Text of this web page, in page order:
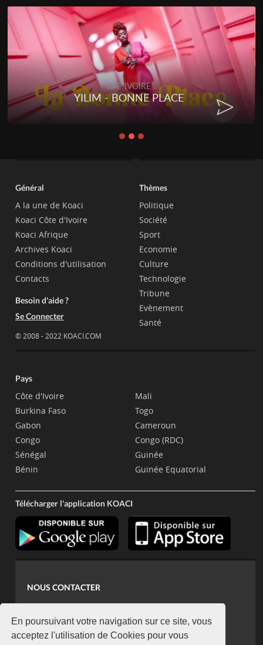
En poursuivant votre navigation sur ce site, vous
acceptez l'utilisation de Cookies pour vous
RAP IVOIRE
YILIM - BONNE PLACE
Général
A la une de Koaci
Koaci Côte d'Ivoire
Koaci Afrique
Archives Koaci
Conditions d'utilisation
Contacts
Besoin d'aide ?
Se Connecter
© 2008 - 2022 KOACI.COM
Thèmes
Politique
Société
Sport
Economie
Culture
Technologie
Tribune
Evènement
Santé
Pays
Côte d'Ivoire
Burkina Faso
Gabon
Congo
Sénégal
Bénin
Mali
Togo
Cameroun
Congo (RDC)
Guinée
Guinée Equatorial
Télécharger l'application KOACI
NOUS CONTACTER
koaci@yahoo.fr
+225 07 08 85 52 93